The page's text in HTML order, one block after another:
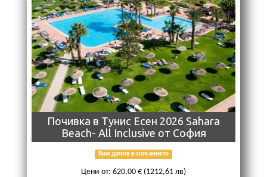
Почивка в Тунис Есен 2026 Sahara
Beach- All Inclusive от София
Виж датите в описанието
Цени от: 620,00 € (1212,61 лв)